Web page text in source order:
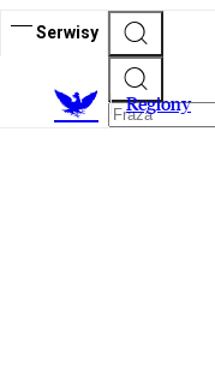
Serwisy
Regiony